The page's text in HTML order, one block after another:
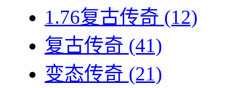
1.76复古传奇 (12)
复古传奇 (41)
变态传奇 (21)